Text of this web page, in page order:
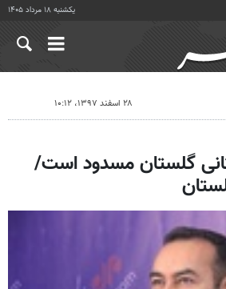
یکشنبه ۱۸ مرداد ۱۴۰۵
۲۸ اسفند ۱۳۹۷، ۱۰:۱۲
گلستان مسدود است/